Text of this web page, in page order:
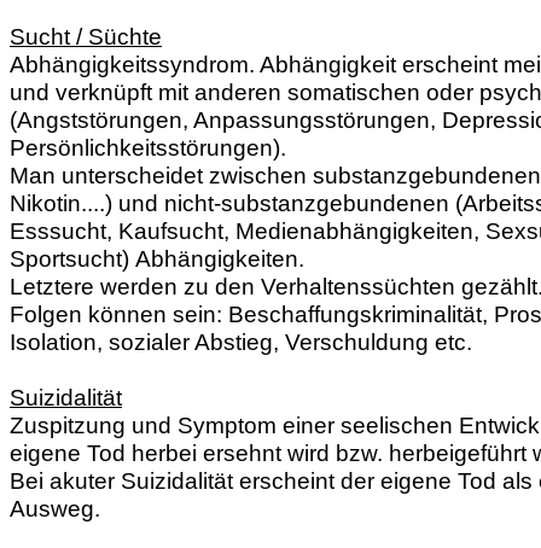
Sucht / Süchte
Abhängigkeitssyndrom. Abhängigkeit erscheint
und verknüpft mit anderen somatischen oder
(Angststörungen, Anpassungsstörungen,
Persönlichkeitsstörungen).
Man unterscheidet zwischen
Nikotin....) und nicht-substanzgebundenen
Esssucht, Kaufsucht, Medienabhängigkeiten,
Sportsucht) Abhängigkeiten.
Letztere werden zu den Verhaltenssüchten
Folgen können sein: Beschaffungskriminalität,
Isolation, sozialer Abstieg, Verschuldung etc.
Suizidalität
Zuspitzung und Symptom einer seelischen
eigene Tod herbei ersehnt wird bzw. herbeigeführt
Bei akuter Suizidalität erscheint der eigene Tod
Ausweg.